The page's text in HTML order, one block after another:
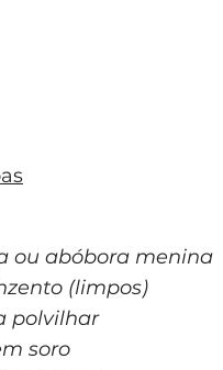
ou abóbora menina
(limpos)
polvilhar
soro